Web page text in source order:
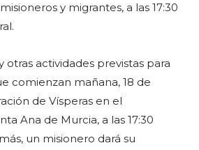
y migrantes, a las 17:30
otras actividades previstas para
comienzan mañana, 18 de
de Vísperas en el
Ana de Murcia, a las 17:30
un misionero dará su